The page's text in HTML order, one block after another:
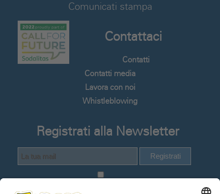
Comunicati stampa
Contattaci
Contatti
Contatti media
Lavora con noi
Whistleblowing
Registrati alla Newsletter
Registrati